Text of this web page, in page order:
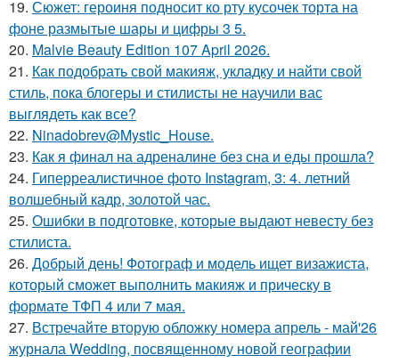
19. Сюжет: героиня подносит ко рту кусочек торта на
фоне размытые шары и цифры 3 5.
20. Malvie Beauty Edition 107 April 2026.
21. Как подобрать свой макияж, укладку и найти свой
стиль, пока блогеры и стилисты не научили вас
выглядеть как все?
22. Ninadobrev@Mystic_House.
23. Как я финал на адреналине без сна и еды прошла?
24. Гиперреалистичное фото Instagram, 3: 4. летний
волшебный кадр, золотой час.
25. Ошибки в подготовке, которые выдают невесту без
стилиста.
26. Добрый день! Фотограф и модель ищет визажиста,
который сможет выполнить макияж и прическу в
формате ТФП 4 или 7 мая.
27. Встречайте вторую обложку номера апрель - май'26
журнала Wedding, посвященному новой географии